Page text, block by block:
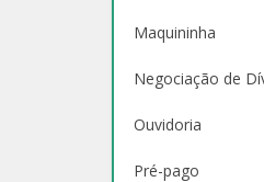
Maquininha
Negociação de
Ouvidoria
Pré-pago